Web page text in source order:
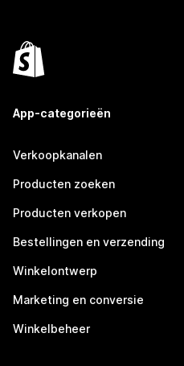
App-categorieën
Verkoopkanalen
Producten zoeken
Producten verkopen
Bestellingen en verzending
Winkelontwerp
Marketing en conversie
Winkelbeheer